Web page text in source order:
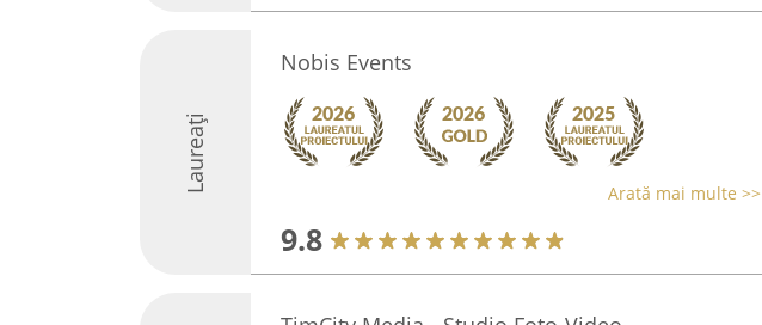
Laureați
Nobis Events
Arată mai multe >>
9.8